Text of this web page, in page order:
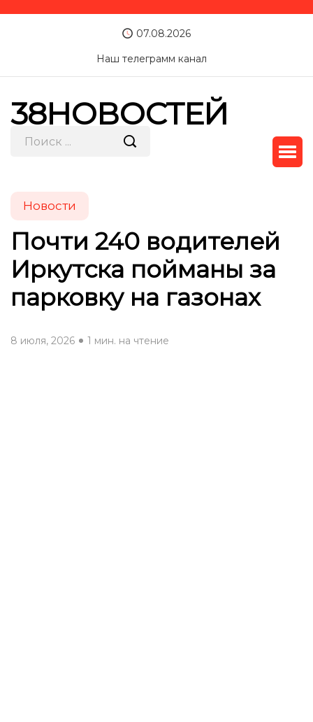
07.08.2026
Наш телеграмм канал
38НОВОСТЕЙ
Новости
Почти 240 водителей
Иркутска пойманы за
парковку на газонах
8 июля, 2026 1 мин. на чтение